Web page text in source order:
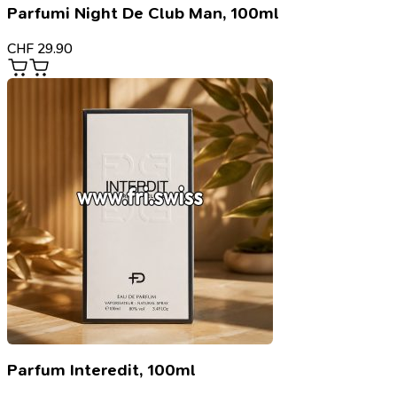
Parfumi Night De Club Man, 100ml
CHF 29.90
Parfum Interedit, 100ml